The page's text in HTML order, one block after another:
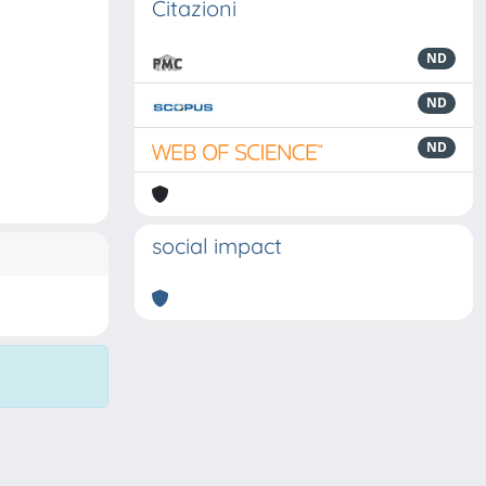
Citazioni
ND
ND
ND
social impact